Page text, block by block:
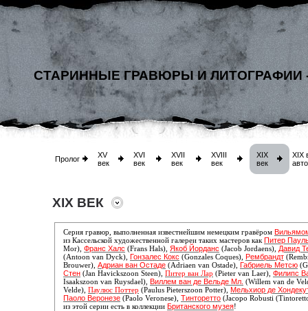
СТАРИННЫЕ ГРАВЮРЫ И ЛИТОГРАФИИ
Пролог
XV
век
XVI
век
XVII
век
XVIII
век
XIX
век
XIX
XIX ВЕК
Серия гравюр, выполненная известнейшим немецким гравёром
из Кассельской художественной галереи таких мастеров как Питер
Mor), Франс Халс (Frans Hals), Якоб Йорданс (Jacob Jordaens), Давид
(Antoon van Dyck), Гонзалес Кокс (Gonzales Coques), Рембрандт
Brouwer), Адриан ван Остаде (Adriaen van Ostade), Габриель Метсю
Стен (Jan Havickszoon Steen), Питер ван Лар (Pieter van Laer), Филипс
Isaakszoon van Ruysdael), Виллем ван де Вельде Мл. (Willem van de
Velde), Паулюс Поттер (Paulus Pieterszoon Potter), Мельхиор де
Паоло Веронезе (Paolo Veronese), Тинторетто (Jacopo Robusti
из этой серии есть в коллекции Британского музея!